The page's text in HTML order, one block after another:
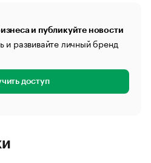
и публикуйте новости
и развивайте личный бренд
доступ